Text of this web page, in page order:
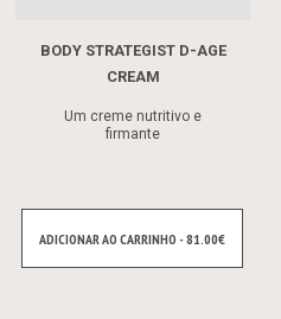
BODY STRATEGIST D-AGE
CREAM
Um creme nutritivo e
firmante
ADICIONAR AO CARRINHO - 81.00€